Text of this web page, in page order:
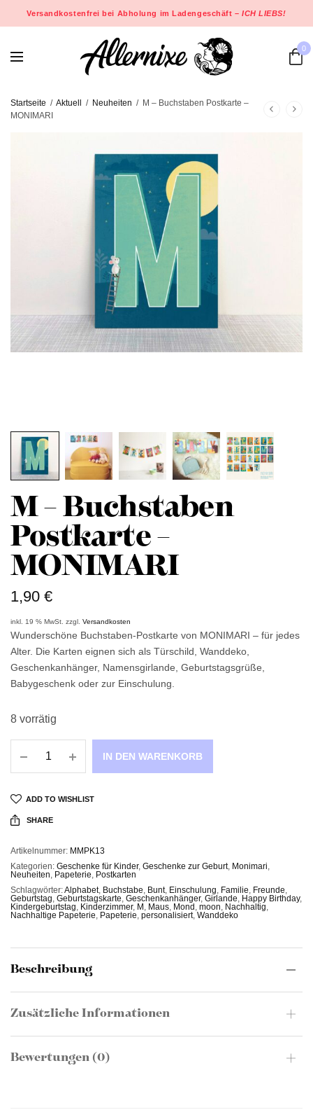
Versandkostenfrei bei Abholung im Ladengeschäft –ICH LIEBS!
0
Startseite / Aktuell / Neuheiten / M – Buchstaben Postkarte –
MONIMARI
M – Buchstaben
Postkarte –
MONIMARI
1,90€
inkl. 19 % MwSt. zzgl.Versandkosten
Wunderschöne Buchstaben-Postkarte von MONIMARI – für jedes
Alter. Die Karten eignen sich als Türschild, Wanddeko,
Geschenkanhänger, Namensgirlande, Geburtstagsgrüße,
Babygeschenk oder zur Einschulung.
8 vorrätig
IN DEN WARENKORB
ADD TO WISHLIST
SHARE
Artikelnummer: MMPK13
Kategorien: Geschenke für Kinder, Geschenke zur Geburt, Monimari,
Neuheiten, Papeterie, Postkarten
Schlagwörter:Alphabet, Buchstabe, Bunt, Einschulung, Familie, Freunde,
Geburtstag, Geburtstagskarte, Geschenkanhänger, Girlande, Happy Birthday,
Kindergeburtstag, Kinderzimmer, M , Maus, Mond , moon, Nachhaltig,
Nachhaltige Papeterie, Papeterie, personalisiert, Wanddeko
Beschreibung
Zusätzliche Informationen
Bewertungen (0)